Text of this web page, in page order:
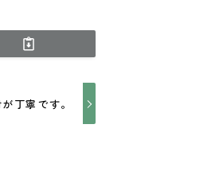
丁寧です。